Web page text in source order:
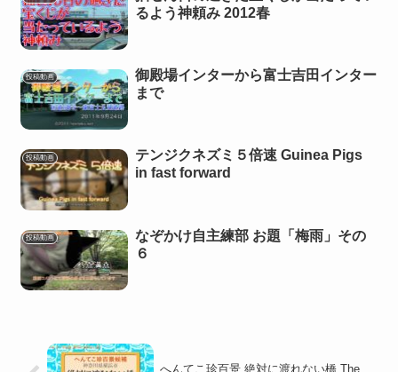
るよう神頼み 2012春
投稿動画
御殿場インターから富士吉田インター
まで
投稿動画
テンジクネズミ５倍速 Guinea Pigs
in fast forward
投稿動画
なぞかけ自主練部 お題「梅雨」その
６
へんてこ珍百景 絶対に渡れない橋 The